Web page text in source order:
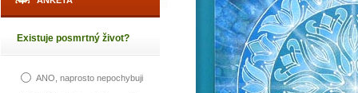
Existuje posmrtný život?
ANO, naprosto nepochybuji